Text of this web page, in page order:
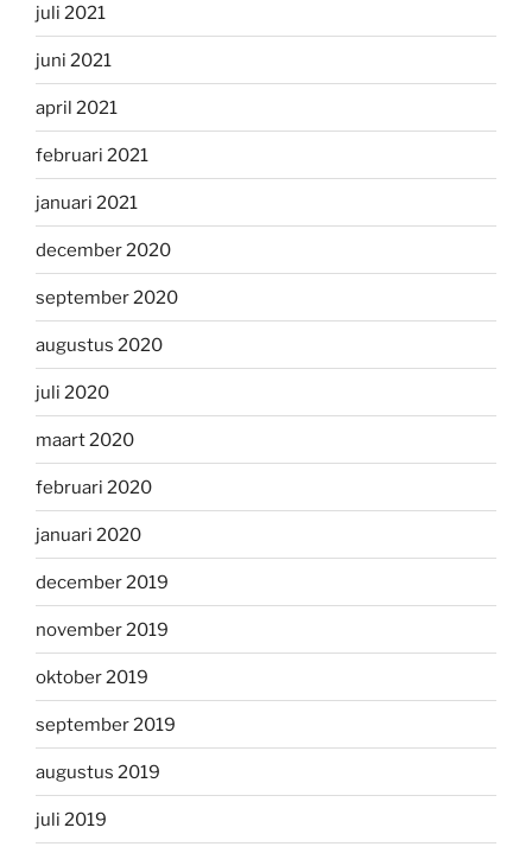
juli 2021
juni 2021
april 2021
februari 2021
januari 2021
december 2020
september 2020
augustus 2020
juli 2020
maart 2020
februari 2020
januari 2020
december 2019
november 2019
oktober 2019
september 2019
augustus 2019
juli 2019